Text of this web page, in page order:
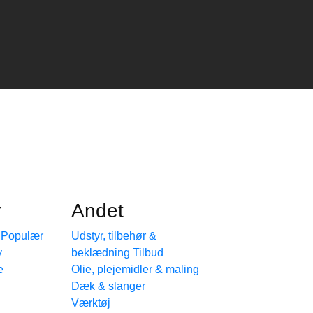
Andet
Udstyr, tilbehør &
beklædning
Olie, plejemidler & maling
Dæk & slanger
Værktøj